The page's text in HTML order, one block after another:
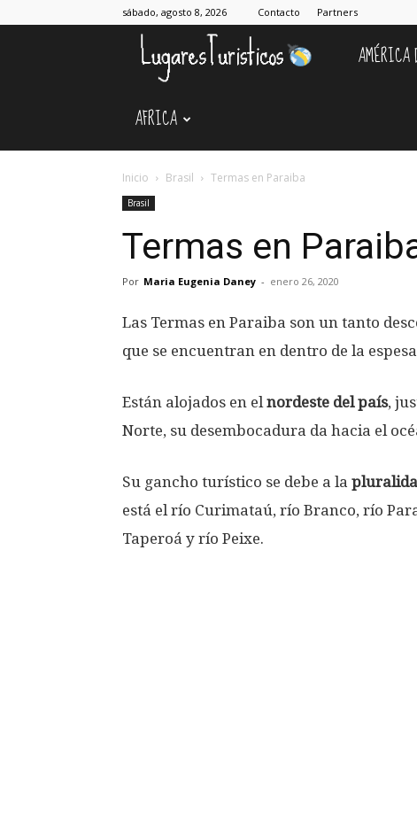
sábado, agosto 8, 2026 Contacto Partners
Lugares
AMÉRICA
AFRICA
Inicio Brasil Termas en Paraiba
Brasil
Termas en
Por Maria Eugenia Daney - enero 26, 2020
Las Termas en Paraiba son un tanto
que se encuentran en dentro de la
Están alojados en elnordeste del país,
Norte, su desembocadura da hacia el
Su gancho turístico se debe a la
está el río Curimataú, río Branco, río
Taperoá y río Peixe.